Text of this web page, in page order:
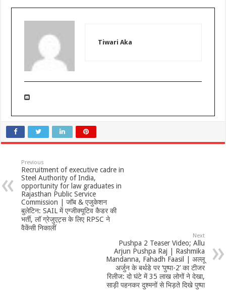
Tiwari Aka
Previous
Recruitment of executive cadre in
Steel Authority of India,
opportunity for law graduates in
Rajasthan Public Service
Commission | जॉब & एजुकेशन
बुलेटिन: SAIL में एग्जीक्यूटिव कैडर की
भर्ती, लॉ ग्रेजुएट्स के लिए RPSC ने
वैकेंसी निकालीं
Next
Pushpa 2 Teaser Video; Allu
Arjun Pushpa Raj | Rashmika
Mandanna, Fahadh Faasil | अल्लू
अर्जुन के बर्थडे पर ‘पुष्पा-2’ का टीजर
रिलीज: दो घंटे में 35 लाख लोगों ने देखा,
साड़ी पहनकर दुश्मनों से भिड़ते दिखे पुष्पा